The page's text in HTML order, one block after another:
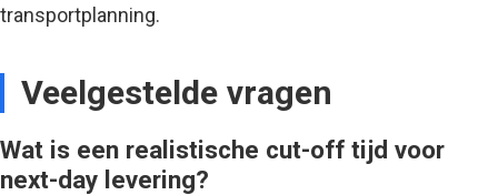
transportplanning.
Veelgestelde vragen
Wat is een realistische cut-off tijd voor
next-day levering?